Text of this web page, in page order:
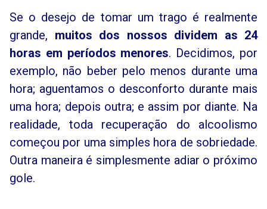
Se o desejo de tomar um trago é realmente
grande, muitos dos nossos dividem as 24
horas em períodos menores. Decidimos, por
exemplo, não beber pelo menos durante uma
hora; aguentamos o desconforto durante mais
uma hora; depois outra; e assim por diante. Na
realidade, toda recuperação do alcoolismo
começou por uma simples hora de sobriedade.
Outra maneira é simplesmente adiar o próximo
gole.